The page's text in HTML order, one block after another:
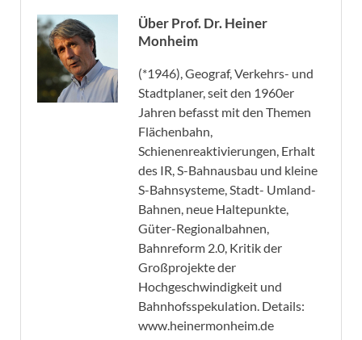
Über Prof. Dr. Heiner
Monheim
(*1946), Geograf, Verkehrs- und
Stadtplaner, seit den 1960er
Jahren befasst mit den Themen
Flächenbahn,
Schienenreaktivierungen, Erhalt
des IR, S-Bahnausbau und kleine
S-Bahnsysteme, Stadt- Umland-
Bahnen, neue Haltepunkte,
Güter-Regionalbahnen,
Bahnreform 2.0, Kritik der
Großprojekte der
Hochgeschwindigkeit und
Bahnhofsspekulation. Details:
www.heinermonheim.de